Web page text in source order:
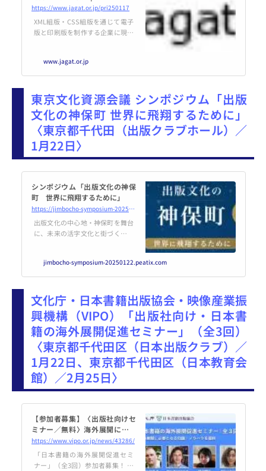
https://www.jagat.or.jp/pri250117
XML組版・CSS組版を通じて電子
版と印刷版を制作する企業に現状
冊子・固定レイアウトEPUBへの
自動リンク生成技術について取り
子書籍・電子雑誌などの市場が成
長し、出版における電子化の比重
が大きくなっている。 XML組版と
は、XMLというマークアップ言語
に則してタグ付けされたテキスト
を主データとし、印刷用
www.jagat.or.jp
東京文化資源会議 シンポジウム「出版
文化の神保町 世界に飛翔するために」
〈東京都千代田（出版クラブホール）／
1月22日〉
シンポジウム「出版文化の神保
町 世界に飛翔するために」
https://jimbocho-symposium-20250122.peatix.com/view
出版文化の中心地・神保町を舞台
に、未来の活字文化と街づくりを
緒に、知と文化の魅力を発見して
みませんか？■日時 2025年... p
cket.
jimbocho-symposium-20250122.peatix.com
文化庁・日本書籍出版協会・映像産業振
興機構（VIPO）「出版社向け・日本書
籍の海外展開促進セミナー」（全3回）
〈東京都千代田区（日本出版クラブ）／
1月22日、東京都千代田区（日本教育会
館）／2月25日〉
【参加者募集】〈出版社向けセ
ミナー／無料〉海外展開に必要
となる知識・ノウハウを提供
（全3回） | 【VIPO】映像産業
振興機構
https://www.vipo.or.jp/news/43286/
「日本書籍の海外展開促進セミ
ナー」（全3回）参加者募集！ 翻